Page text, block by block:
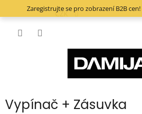
Zaregistrujte se pro zobrazení B2B cen!
CZK
Vypínač + Zásuvka